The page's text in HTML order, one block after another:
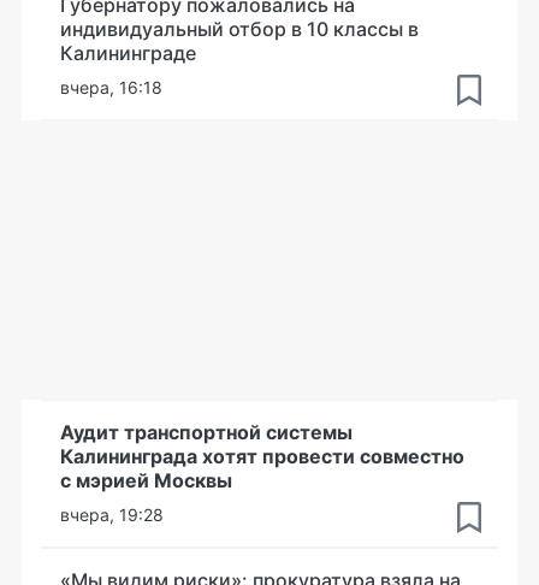
индивидуальный отбор в 10 классы в
Калининграде
вчера, 16:18
Аудит транспортной системы
Калининграда хотят провести совместно
с мэрией Москвы
вчера, 19:28
«Мы видим риски»: прокуратура взяла на